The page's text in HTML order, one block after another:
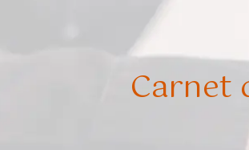
Carnet